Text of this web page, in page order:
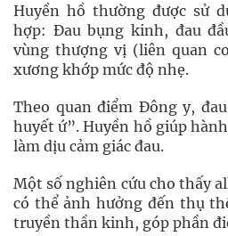
Huyền hồ thường được sử
hợp: Đau bụng kinh, đau
vùng thượng vị (liên quan
xương khớp mức độ nhẹ.
Theo quan điểm Đông y,
huyết ứ”. Huyền hồ giúp
làm dịu cảm giác đau.
Một số nghiên cứu cho thấy
có thể ảnh hưởng đến thụ
truyền thần kinh, góp phần